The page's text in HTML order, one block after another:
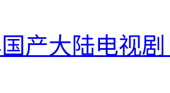
产大陆电视